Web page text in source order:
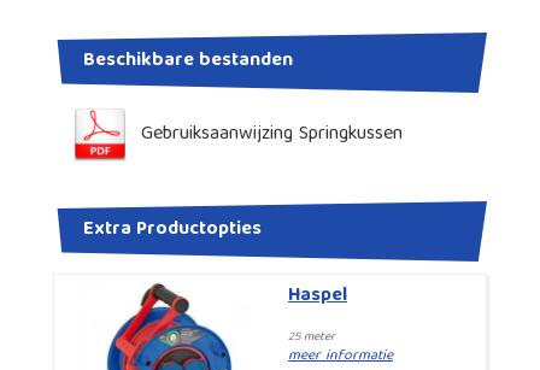
Beschikbare bestanden
Gebruiksaanwijzing Springkussen
Extra Productopties
Haspel
25 meter
meer informatie